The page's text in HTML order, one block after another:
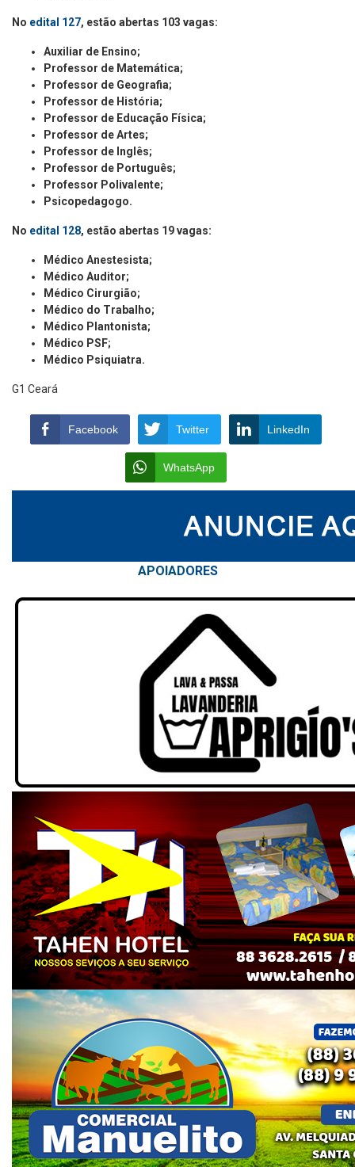
No edital 127, estão abertas 103 vagas:
Auxiliar de Ensino;
Professor de Matemática;
Professor de Geografia;
Professor de História;
Professor de Educação Física;
Professor de Artes;
Professor de Inglês;
Professor de Português;
Professor Polivalente;
Psicopedagogo.
No edital 128, estão abertas 19 vagas:
Médico Anestesista;
Médico Auditor;
Médico Cirurgião;
Médico do Trabalho;
Médico Plantonista;
Médico PSF;
Médico Psiquiatra.
G1 Ceará
Facebook Twitter LinkedIn
WhatsApp
APOIADORES